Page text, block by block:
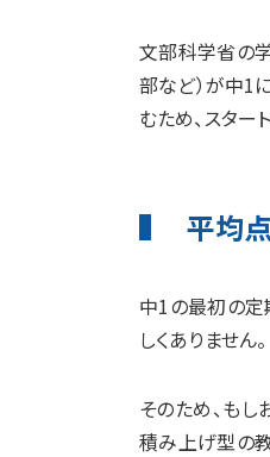
文部科学省の
部など）が中1
むため、スター
平均
中1の最初の定
しくありません。
そのため、も
積み上げ型の